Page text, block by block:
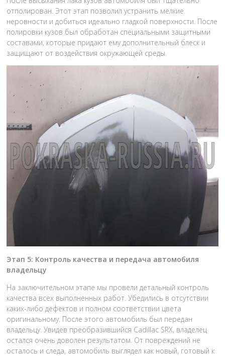
отполирован. Этот этап позволил устранить мелкие
неровности и добиться идеально гладкой поверхности. После
полировки кузов был обработан специальными защитными
составами, которые придают ему дополнительный блеск и
защищают от воздействия окружающей среды.
Этап 5: Контроль качества и передача автомобиля
владельцу
На заключительном этапе мы провели детальный контроль
качества всех выполненных работ. Убедились в отсутствии
каких-либо дефектов и полном соответствии цвета
оригинальному. После этого автомобиль был передан
владельцу. Увидев преобразившийся Cadillac SRX, владелец
остался очень доволен результатом. От повреждений не
осталось и следа, автомобиль выглядел как новый, готовый к